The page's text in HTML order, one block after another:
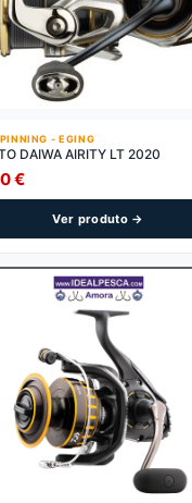
- EGING
DAIWA AIRITY LT 2020
€
Ver produto →